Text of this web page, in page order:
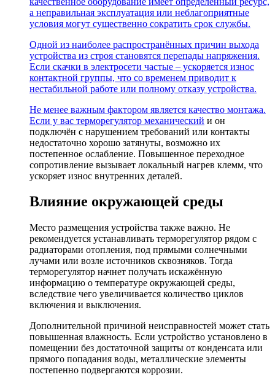
а неправильная эксплуатация или неблагоприятные
условия могут существенно сократить срок службы.
Одной из наиболее распространённых причин выхода
устройства из строя становятся перепады напряжения.
Если скачки в электросети частые – ускоряется износ
контактной группы, что со временем приводит к
нестабильной работе или полному отказу устройства.
Не менее важным фактором является качество монтажа.
Если у вас терморегулятор механический и он
подключён с нарушением требований или контакты
недостаточно хорошо затянуты, возможно их
постепенное ослабление. Повышенное переходное
сопротивление вызывает локальный нагрев клемм, что
ускоряет износ внутренних деталей.
Влияние окружающей среды
Место размещения устройства также важно. Не
рекомендуется устанавливать терморегулятор рядом с
радиаторами отопления, под прямыми солнечными
лучами или возле источников сквозняков. Тогда
терморегулятор начнет получать искажённую
информацию о температуре окружающей среды,
вследствие чего увеличивается количество циклов
включения и выключения.
Дополнительной причиной неисправностей может стать
повышенная влажность. Если устройство установлено в
помещении без достаточной защиты от конденсата или
прямого попадания воды, металлические элементы
постепенно подвергаются коррозии.